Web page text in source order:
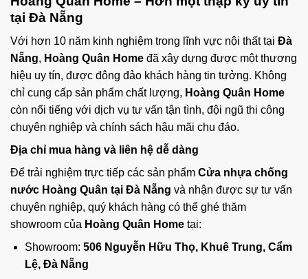
tại Đà Nẵng
Với hơn 10 năm kinh nghiệm trong lĩnh vực nội thất tại Đà
Nẵng, Hoàng Quân Home đã xây dựng được một thương
hiệu uy tín, được đông đảo khách hàng tin tưởng. Không
chỉ cung cấp sản phẩm chất lượng, Hoàng Quân Home
còn nổi tiếng với dịch vụ tư vấn tận tình, đội ngũ thi công
chuyên nghiệp và chính sách hậu mãi chu đáo.
Địa chỉ mua hàng và liên hệ dễ dàng
Để trải nghiệm trực tiếp các sản phẩm Cửa nhựa chống
nước Hoàng Quân tại Đà Nẵng và nhận được sự tư vấn
chuyên nghiệp, quý khách hàng có thể ghé thăm
showroom của Hoàng Quân Home tại:
Showroom: 506 Nguyễn Hữu Thọ, Khuê Trung, Cẩm
Lệ, Đà Nẵng